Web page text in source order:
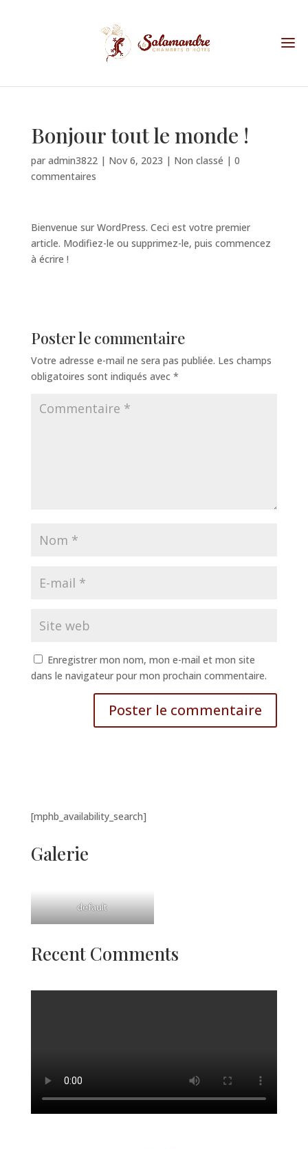
Bonjour tout le monde !
par admin3822| Nov 6, 2023 | Non classé | 0
commentaires
Bienvenue sur WordPress. Ceci est votre premier
article. Modifiez-le ou supprimez-le, puis commencez
à écrire !
Poster le commentaire
Votre adresse e-mail ne sera pas publiée. Les champs
obligatoires sont indiqués avec *
Enregistrer mon nom, mon e-mail et mon site
dans le navigateur pour mon prochain commentaire.
[mphb_availability_search]
Galerie
default
Recent Comments